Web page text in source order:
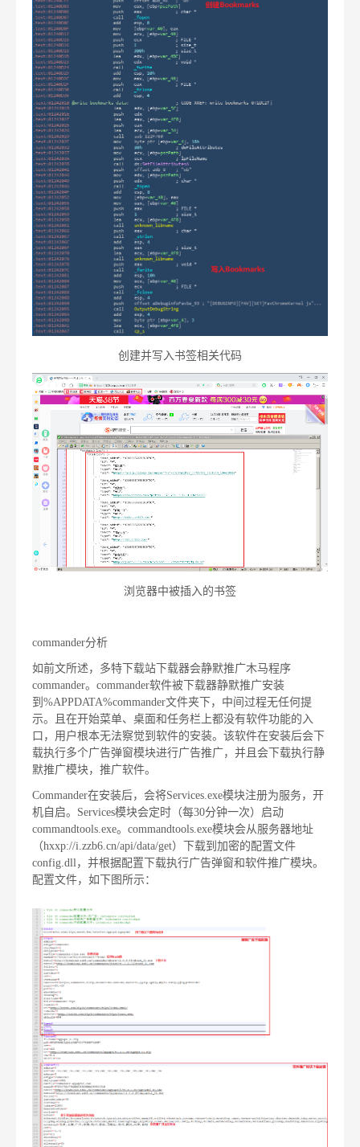
创建并写入书签相关代码
浏览器中被插入的书签
commander分析
如前文所述，多特下载站下载器会静默推广木马程序
commander。commander软件被下载器静默推广安装
到%APPDATA%commander文件夹下，中间过程无任何提
示。且在开始菜单、桌面和任务栏上都没有软件功能的入
口，用户根本无法察觉到软件的安装。该软件在安装后会下
载执行多个广告弹窗模块进行广告推广，并且会下载执行静
默推广模块，推广软件。
Commander在安装后，会将Services.exe模块注册为服务，开
机自启。Services模块会定时（每30分钟一次）启动
commandtools.exe。commandtools.exe模块会从服务器地址
（hxxp://i.zzb6.cn/api/data/get）下载到加密的配置文件
config.dll，并根据配置下载执行广告弹窗和软件推广模块。
配置文件，如下图所示：